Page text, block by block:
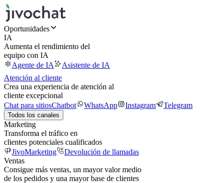
Oportunidades
IA
Aumenta el rendimiento del
equipo con IA
Agente de IA
Asistente de IA
Atención al cliente
Crea una experiencia de atención al
cliente excepcional
Chat para sitiosChatbot WhatsApp Instagram Telegram
Todos los canales
Marketing
Transforma el tráfico en
clientes potenciales cualificados
JivoMarketing
Devolución de llamadas
Ventas
Consigue más ventas, un mayor valor medio
de los pedidos y una mayor base de clientes